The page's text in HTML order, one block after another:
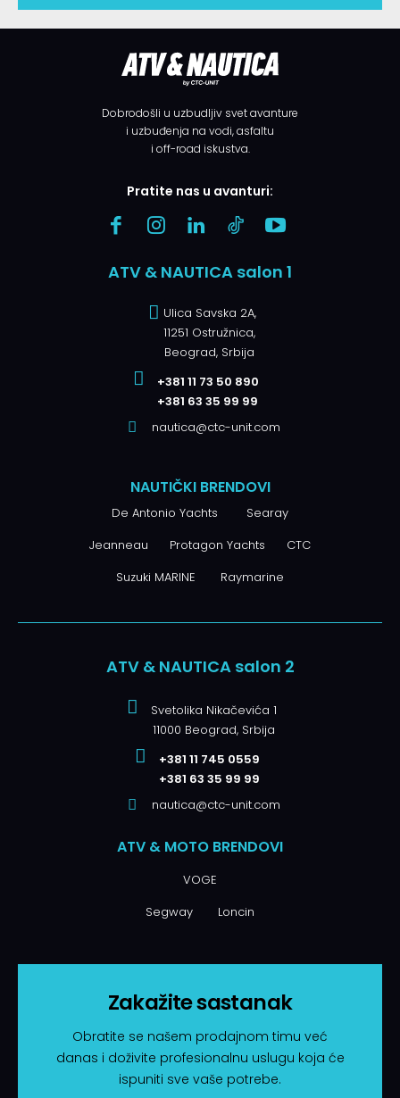
Dobrodošli u uzbudljiv svet avanture
i uzbuđenja na vodi, asfaltu
i off-road iskustva.
Pratite nas u avanturi:
ATV & NAUTICA salon 1
Ulica Savska 2A,
11251 Ostružnica,
Beograd, Srbija
+381 11 73 50 890
+381 63 35 99 99
nautica@ctc-unit.com
NAUTIČKI BRENDOVI
De Antonio Yachts
Searay
Jeanneau Protagon Yachts
CTC
Suzuki MARINE Raymarine
ATV & NAUTICA salon 2
Svetolika Nikačevića 1
11000 Beograd, Srbija
+381 11 745 0559
+381 63 35 99 99
nautica@ctc-unit.com
ATV & MOTO BRENDOVI
VOGE
Segway Loncin
Zakažite sastanak
Obratite se našem prodajnom timu već
danas i doživite profesionalnu uslugu koja će
ispuniti sve vaše potrebe.